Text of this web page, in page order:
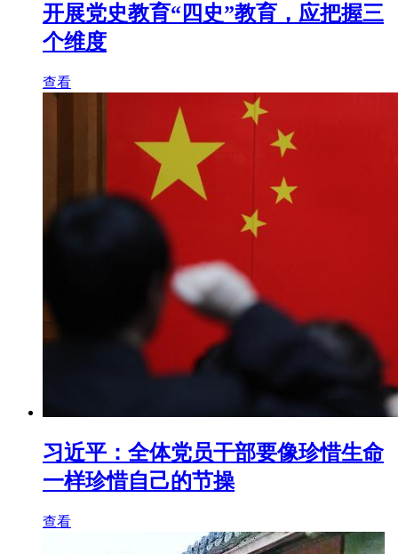
开展党史教育“四史”教育，应把握三
个维度
查看
习近平：全体党员干部要像珍惜生命
一样珍惜自己的节操
查看